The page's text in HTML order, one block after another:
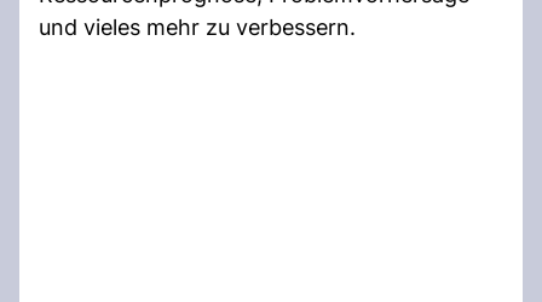
und vieles mehr zu verbessern.